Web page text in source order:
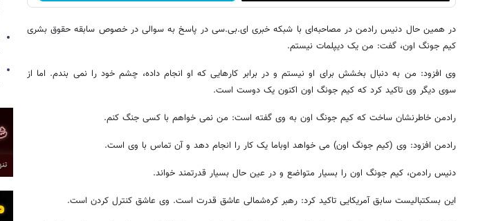
در همین حال دنیس رادمن در مصاحبه‌ای با شبکه خبری ای.بی.سی در پاسخ به سوالی در خصوص سابقه حقوق بشری
کیم جونگ اون، گفت: من یک دیپلمات نیستم.
وی افزود: من به دنبال بخشش برای او نیستم و در برابر کارهایی که او انجام داده، چشم خود را نمی بندم. اما از
سوی دیگر وی تاکید کرد که کیم جونگ اون اکنون یک دوست است.
رادمن خاطرنشان ساخت که کیم جونگ اون به وی گفته است: من نمی خواهم با کسی جنگ کنم.
رادمن افزود: وی (کیم جونگ اون) می خواهد اوباما یک کار را انجام دهد و آن تماس با وی است.
دنیس رادمن، کیم جونگ اون را بسیار متواضع و در عین حال بسیار قدرتمند خواند.
این بسکتبالیست سابق آمریکایی تاکید کرد: رهبر کره‌شمالی عاشق قدرت است. وی عاشق کنترل کردن است.